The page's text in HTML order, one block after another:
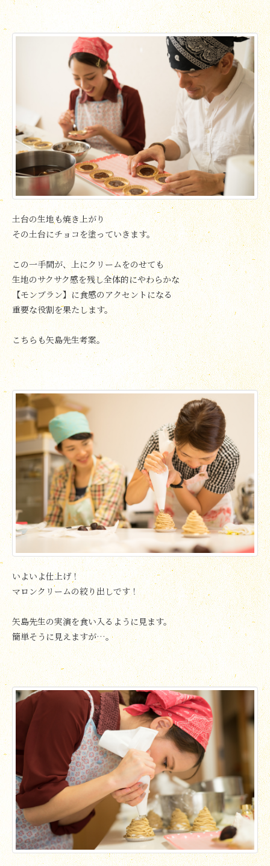
土台の生地も焼き上がり
その土台にチョコを塗っていきます。
この一手間が、上にクリームをのせても
生地のサクサク感を残し全体的にやわらかな
【モンブラン】に食感のアクセントになる
重要な役割を果たします。
こちらも矢島先生考案。
いよいよ仕上げ！
マロンクリームの絞り出しです！
矢島先生の実演を食い入るように見ます。
簡単そうに見えますが…。